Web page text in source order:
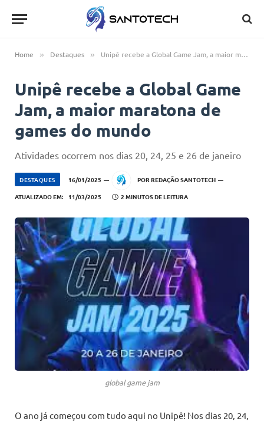
Home » Destaques » Unipê recebe a Global Game Jam, a maior maratona de games do mundo
Unipê recebe a Global Game
Jam, a maior maratona de
games do mundo
Atividades ocorrem nos dias 20, 24, 25 e 26 de janeiro
DESTAQUES 16/01/2025 POR REDAÇÃO SANTOTECH
ATUALIZADO EM: 11/03/2025 2 MINUTOS DE LEITURA
global game jam
O ano já começou com tudo aqui no Unipê! Nos dias 20, 24,